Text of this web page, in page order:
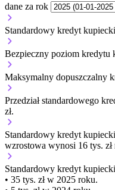
dane za rok
Standardowy kredyt
Bezpieczny poziom kredytu
Maksymalny dopuszczalny
Przedział standardowego
zł.
Standardowy kredyt kupiecki
wzrostowa wynosi 16 tys. zł
Standardowy kredyt kupiecki
• 35 tys. zł w 2025 roku.